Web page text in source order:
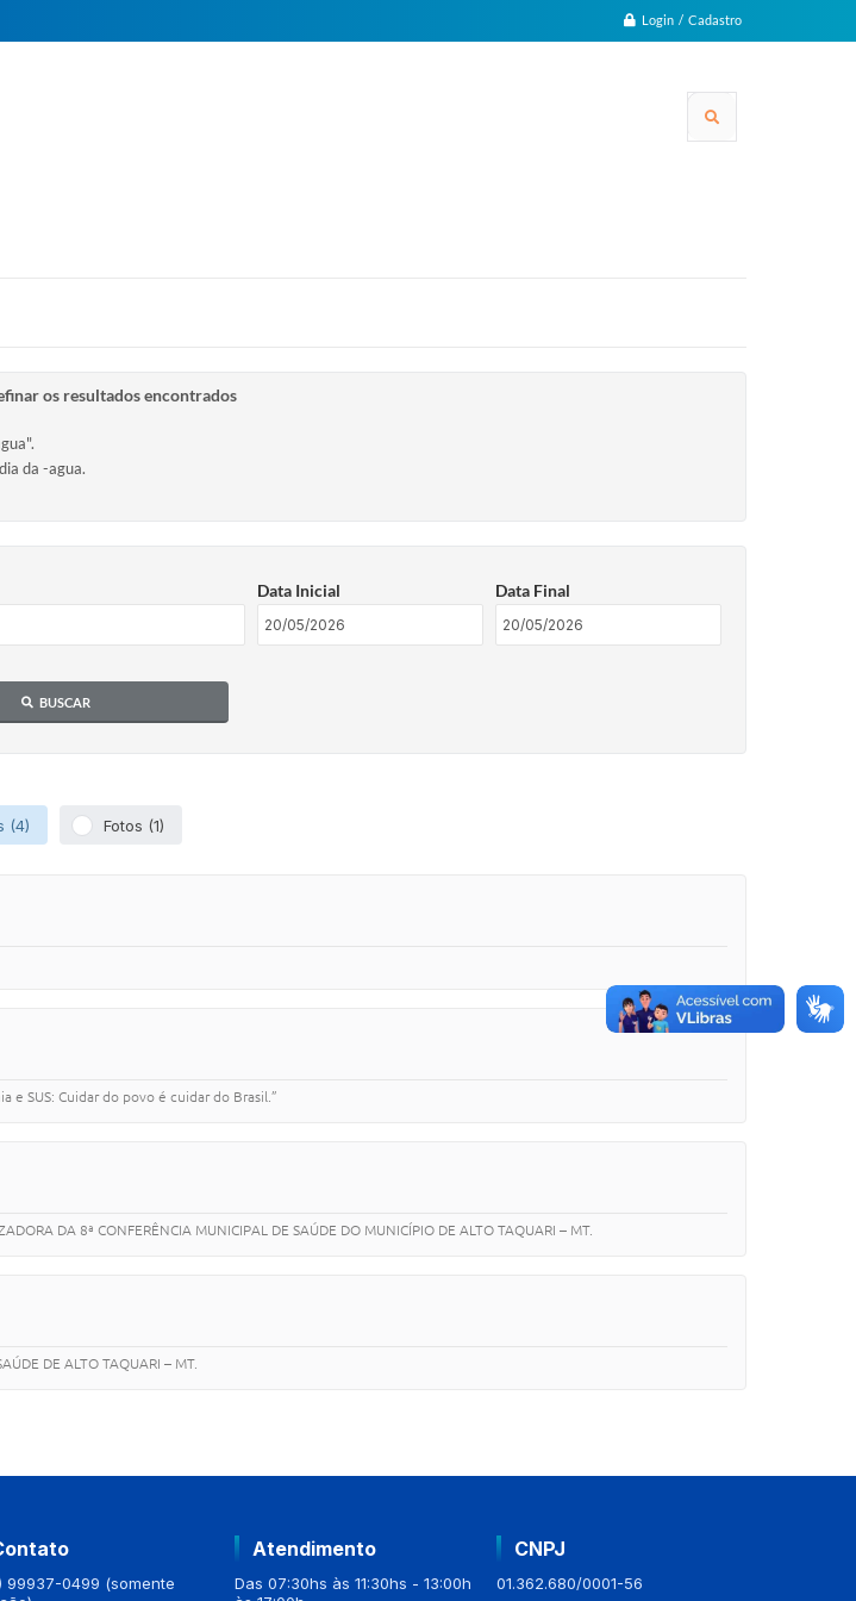
Login / Cadastro
os resultados encontrados
da -agua.
Data Inicial Data Final
BUSCAR
(4) Fotos (1)
e SUS: Cuidar do povo é cuidar do Brasil.”
DA 8ª CONFERÊNCIA MUNICIPAL DE SAÚDE DO MUNICÍPIO DE ALTO TAQUARI – MT.
DE ALTO TAQUARI – MT.
99937-0499 (somente
Atendimento
Das 07:30hs às 11:30hs - 13:00h
CNPJ
01.362.680/0001-56